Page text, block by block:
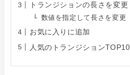
トランジションの長さを変更
数値を指定して長さを変更
お気に入りに追加
人気のトランジションTOP10